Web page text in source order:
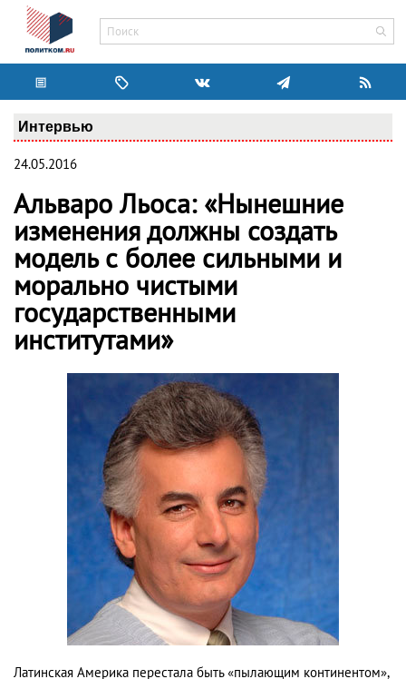
Интервью
24.05.2016
Альваро Льоса: «Нынешние
изменения должны создать
модель с более сильными и
морально чистыми
государственными
институтами»
Латинская Америка перестала быть «пылающим континентом»,